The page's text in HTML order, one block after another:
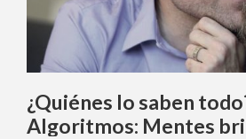
¿Quiénes lo saben
Algoritmos: Mentes